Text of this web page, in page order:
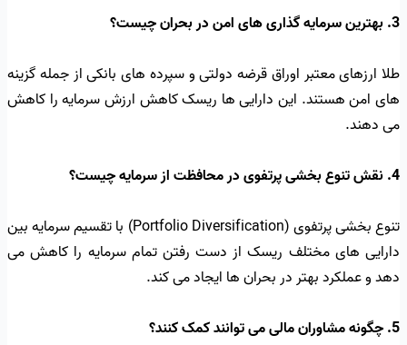
3. بهترین سرمایه گذاری های امن در بحران چیست؟
طلا ارزهای معتبر اوراق قرضه دولتی و سپرده های بانکی از جمله گزینه
های امن هستند. این دارایی ها ریسک کاهش ارزش سرمایه را کاهش
می دهند.
4. نقش تنوع بخشی پرتفوی در محافظت از سرمایه چیست؟
تنوع بخشی پرتفوی (Portfolio Diversification) با تقسیم سرمایه بین
دارایی های مختلف ریسک از دست رفتن تمام سرمایه را کاهش می
دهد و عملکرد بهتر در بحران ها ایجاد می کند.
5. چگونه مشاوران مالی می توانند کمک کنند؟